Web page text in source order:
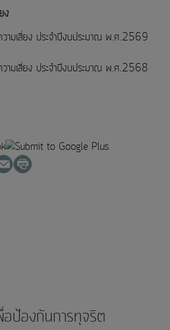
ง
วามเสี่ยง ประจำปีงบประมาณ พ.ศ.2569
วามเสี่ยง ประจำปีงบประมาณ พ.ศ.2568
อป้องกันการทุจริต